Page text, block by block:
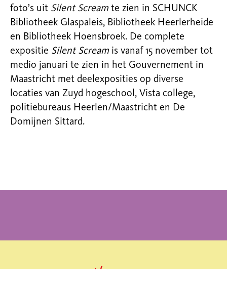
foto’s uit Silent Scream te zien in SCHUNCK
Bibliotheek Glaspaleis, Bibliotheek Heerlerheide
en Bibliotheek Hoensbroek. De complete
expositie Silent Scream is vanaf 15 november tot
medio januari te zien in het Gouvernement in
Maastricht met deelexposities op diverse
locaties van Zuyd hogeschool, Vista college,
politiebureaus Heerlen/Maastricht en De
Domijnen Sittard.